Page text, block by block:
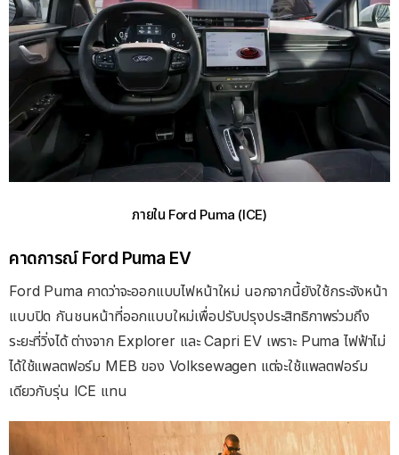
ภายใน Ford Puma (ICE)
คาดการณ์ Ford Puma EV
Ford Puma คาดว่าจะออกแบบไฟหน้าใหม่ นอกจากนี้ยังใช้กระจังหน้า
แบบปิด กันชนหน้าที่ออกแบบใหม่เพื่อปรับปรุงประสิทธิภาพร่วมถึง
ระยะที่วิ่งได้ ต่างจาก Explorer และ Capri EV เพราะ Puma ไฟฟ้าไม่
ได้ใช้แพลตฟอร์ม MEB ของ Volksewagen แต่จะใช้แพลตฟอร์ม
เดียวกับรุ่น ICE แทน